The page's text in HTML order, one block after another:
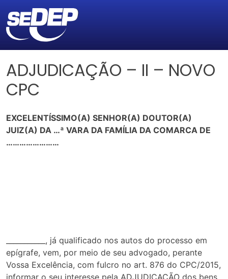
ADJUDICAÇÃO – II – NOVO
CPC
EXCELENTÍSSIMO(A) SENHOR(A) DOUTOR(A)
JUIZ(A) DA …ª VARA DA FAMÍLIA DA COMARCA DE
……………………
___________, já qualificado nos autos do processo em
epígrafe, vem, por meio de seu advogado, perante
Vossa Excelência, com fulcro no art. 876 do CPC/2015,